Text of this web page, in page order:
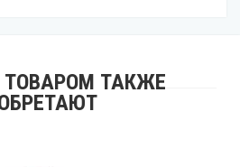
ТАКЖЕ